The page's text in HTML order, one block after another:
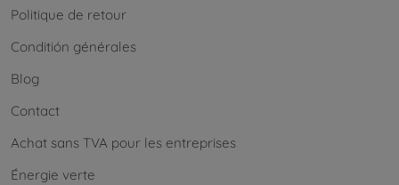
Politique de retour
Conditión générales
Blog
Contact
Achat sans TVA pour les entreprises
Énergie verte